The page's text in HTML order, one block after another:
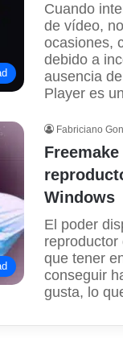
Cuando
de vídeo,
ocasiones,
debido a
ausencia
Player es
Fabriciano
Windows
El poder
reproductor
que tener
conseguir
gusta, lo